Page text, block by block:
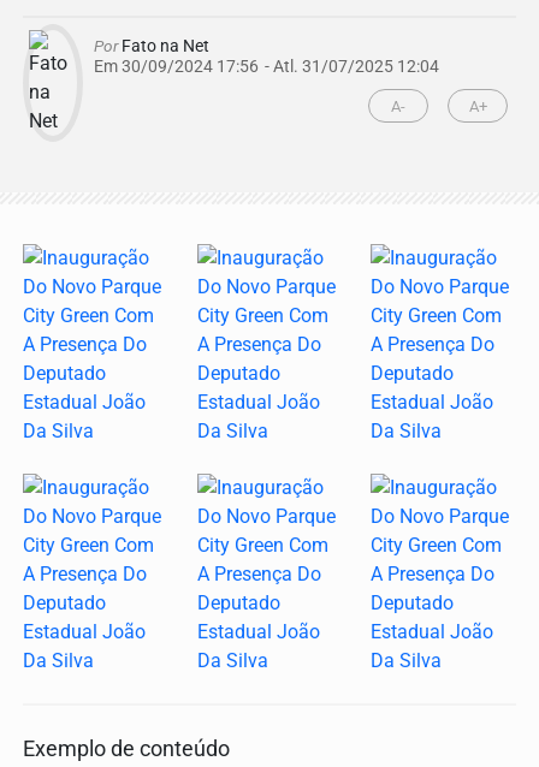
PorFato na Net
Em 30/09/2024 17:56 - Atl. 31/07/2025 12:04
A- A+
Exemplo de conteúdo